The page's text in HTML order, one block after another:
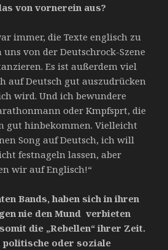
von vornerein aus?
immer, die Texte englisch zu
von der Deutschrock-Szene
Es ist außerdem viel
auf Deutsch gut auszudrücken
wird. Und ich bewundere
oder Kmpfsprt, die
gut hinbekommen. Vielleicht
Song auf Deutsch, ich will
festnageln lassen, aber
wir auf Englisch!“
Bands, haben sich in ihren
nie den Mund verbieten
die „Rebellen“ ihrer Zeit.
politische oder soziale